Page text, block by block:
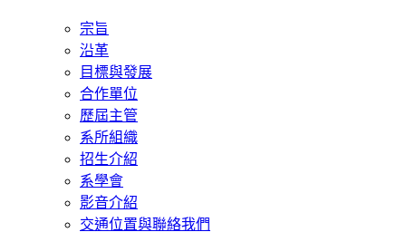
宗旨
沿革
目標與發展
合作單位
歷屆主管
系所組織
招生介紹
系學會
影音介紹
交通位置與聯絡我們